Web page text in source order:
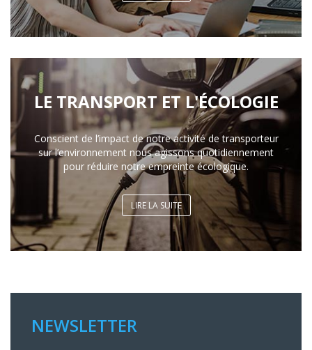
LE TRANSPORT ET L'ÉCOLOGIE
Conscient de l’impact de notre activité de transporteur
sur l’environnement nous agissons quotidiennement
pour réduire notre empreinte écologique.
LIRE LA SUITE
NEWSLETTER